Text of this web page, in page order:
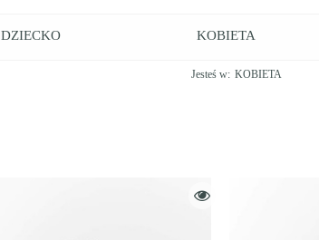
DZIECKO KOBIETA
Jesteś w: KOBIETA